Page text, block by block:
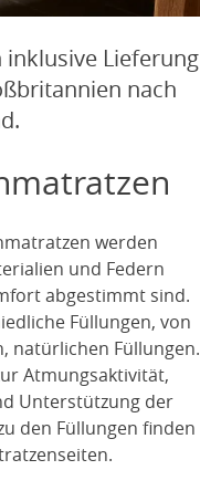
inklusive Lieferung
nach
werden
und Federn
abgestimmt sind.
Füllungen, von
natürlichen Füllungen.
Atmungsaktivität,
Unterstützung der
den Füllungen finden